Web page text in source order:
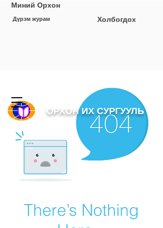
Дүрэм журам
Миний Орхон
Холбогдох
ОРХОН ИХ СУРГУУЛЬ
There’s Nothing